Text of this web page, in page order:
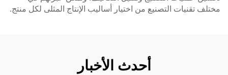
مختلف تقنيات التصنيع من اختيار أساليب الإنتاج المثلى لكل منتج.
أحدث الأخبار